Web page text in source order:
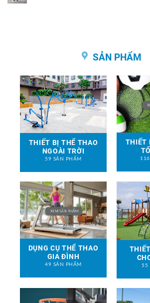
SẢN PHẨM
THIẾT BỊ THỂ THAO
NGOÀI TRỜI
59 SẢN PHẨM
THIẾT
DỤNG CỤ THỂ THAO
GIA ĐÌNH
49 SẢN PHẨM 55